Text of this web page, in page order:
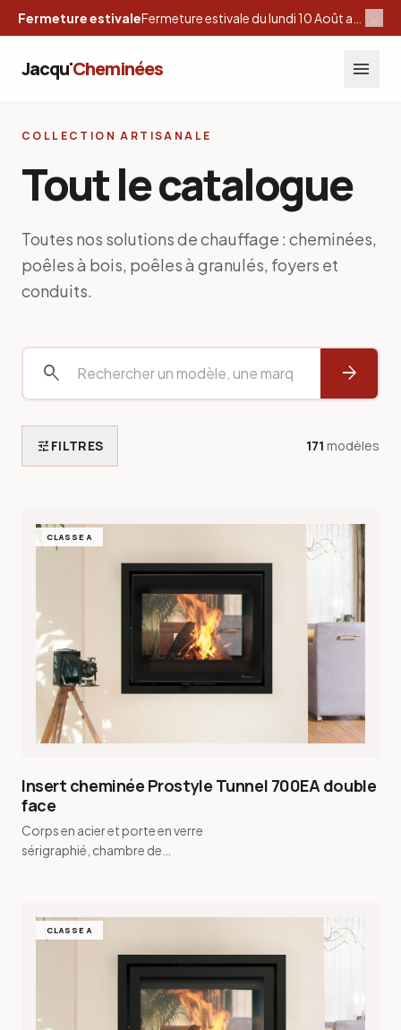
Fermeture estivale
Jacqu'Cheminées menu
COLLECTION ARTISANALE
Tout le catalogue
Toutes nos solutions de chauffage : cheminées,
poêles à bois, poêles à granulés, foyers et
conduits.
search arrow_forward
tune FILTRES 171 modèles
CLASSE A
Insert cheminée Prostyle Tunnel 700EA double
face
Corps en acier et porte en verre
sérigraphié, chambre de
CLASSE A